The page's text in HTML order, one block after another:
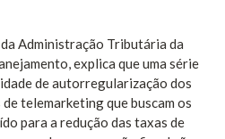
Administração Tributária da
explica que uma série
de autorregularização dos
telemarketing que buscam os
para a redução das taxas de